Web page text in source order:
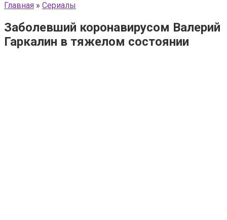
Главная » Сериалы
Заболевший коронавирусом Валерий
Гаркалин в тяжелом состоянии